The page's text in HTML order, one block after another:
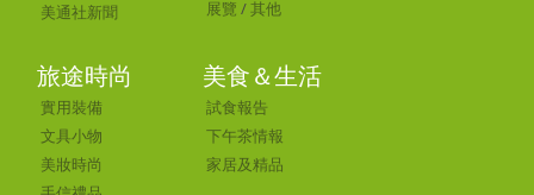
美通社新聞
展覽 /其他
旅途時尚
實用裝備
文具小物
美妝時尚
美食＆生活
試食報告
下午茶情報
家居及精品